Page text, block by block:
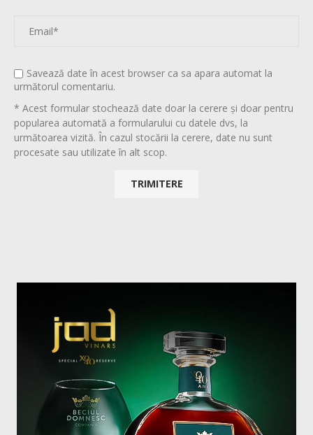
Savează date în acest browser ca sa apara automat la
următorul comentariu.
* Acest formular stochează date doar la cerere și doar pentru
popularea automată a formularului cu datele dvs, la
următoarea vizită. În cazul stocării la cerere, date nu sunt
procesate sau utilizate în alt scop.